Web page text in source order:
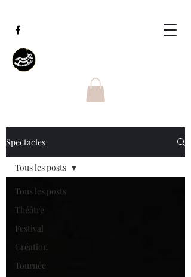
Spectacles
Tous les posts
Théâtre
Festival
Création
Tournée
Tous les posts